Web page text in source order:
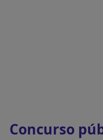
Concurso